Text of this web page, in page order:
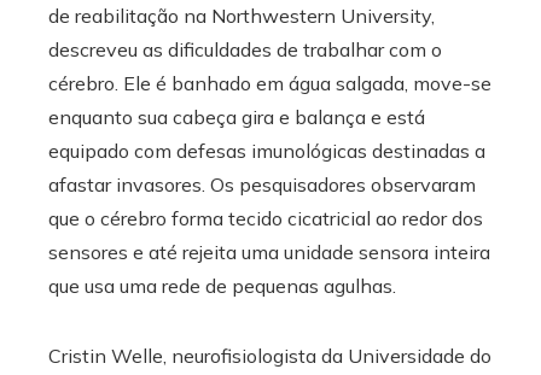
de reabilitação na Northwestern University,
descreveu as dificuldades de trabalhar com o
cérebro. Ele é banhado em água salgada, move-se
enquanto sua cabeça gira e balança e está
equipado com defesas imunológicas destinadas a
afastar invasores. Os pesquisadores observaram
que o cérebro forma tecido cicatricial ao redor dos
sensores e até rejeita uma unidade sensora inteira
que usa uma rede de pequenas agulhas.
Cristin Welle, neurofisiologista da Universidade do